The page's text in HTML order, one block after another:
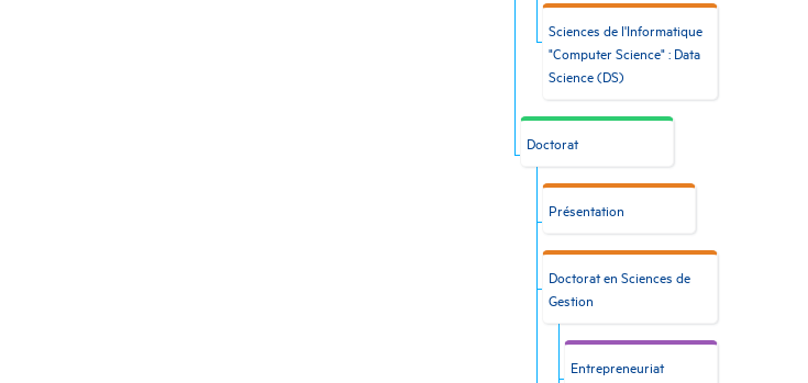
Sciences de l'Informatique
"Computer Science" : Data
Science (DS)
Doctorat
Présentation
Doctorat en Sciences de
Gestion
Entrepreneuriat